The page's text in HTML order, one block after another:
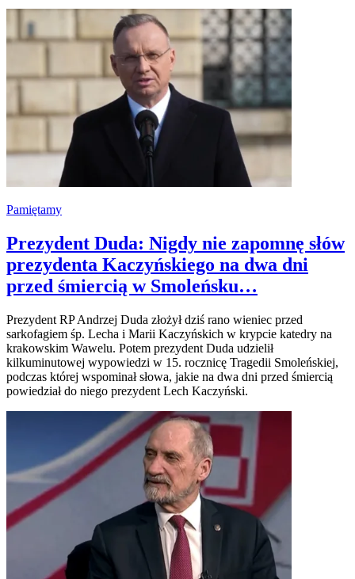
Pamiętamy
Prezydent Duda: Nigdy nie zapomnę słów
prezydenta Kaczyńskiego na dwa dni
przed śmiercią w Smoleńsku…
Prezydent RP Andrzej Duda złożył dziś rano wieniec przed
sarkofagiem śp. Lecha i Marii Kaczyńskich w krypcie katedry na
krakowskim Wawelu. Potem prezydent Duda udzielił
kilkuminutowej wypowiedzi w 15. rocznicę Tragedii Smoleńskiej,
podczas której wspominał słowa, jakie na dwa dni przed śmiercią
powiedział do niego prezydent Lech Kaczyński.